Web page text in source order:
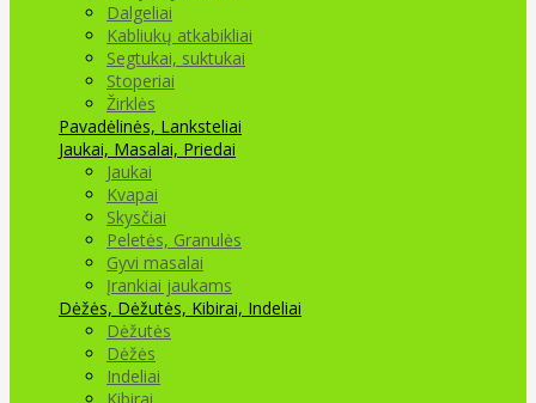
Dalgeliai
Kabliukų atkabikliai
Segtukai, suktukai
Stoperiai
Žirklės
Pavadėlinės, Lanksteliai
Jaukai, Masalai, Priedai
Jaukai
Kvapai
Skysčiai
Peletės, Granulės
Gyvi masalai
Įrankiai jaukams
Dėžės, Dėžutės, Kibirai, Indeliai
Dėžutės
Dėžės
Indeliai
Kibirai